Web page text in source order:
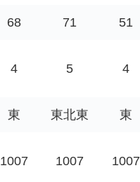
68 71 51
4 5 4
東 東北東 東
1007 1007 1007